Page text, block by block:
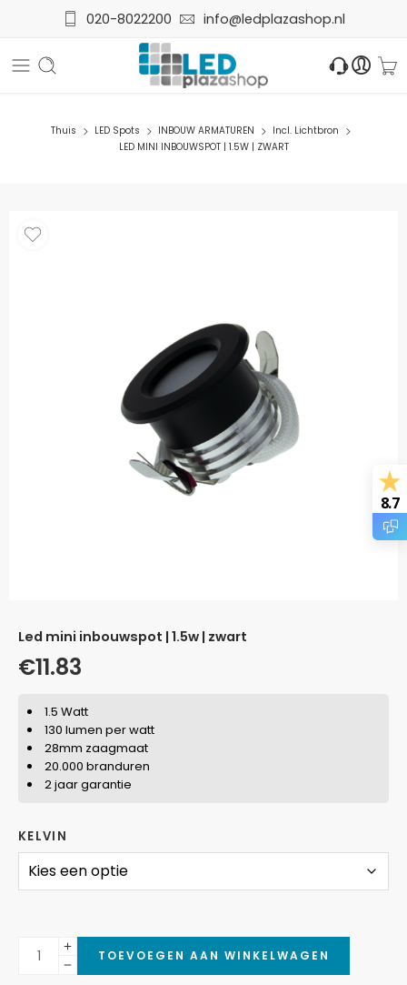
020-8022200 info@ledplazashop.nl
Thuis LED Spots INBOUW ARMATUREN
Incl. Lichtbron
LED MINI INBOUWSPOT | 1.5W | ZWART
led mini inbouwspot | 1.5w | zwart
€11.83
1.5 Watt
130 lumen per watt
28mm zaagmaat
20.000 branduren
2 jaar garantie
KELVIN
TOEVOEGEN AAN WINKELWAGEN
8.7